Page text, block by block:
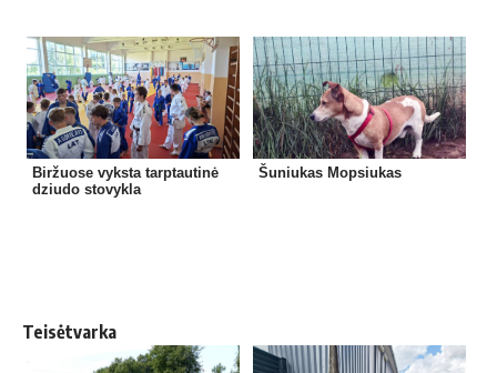
Biržuose vyksta tarptautinė
dziudo stovykla
Šuniukas Mopsiukas
Teisėtvarka